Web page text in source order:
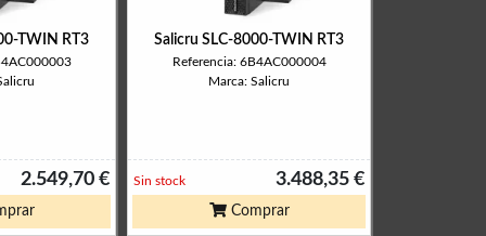
TWIN RT3
2.549,70 €
Salicru SLC-8000-TWIN RT3
Referencia: 6B4AC000004
Marca: Salicru
3.488,35 €
Sin stock
Comprar